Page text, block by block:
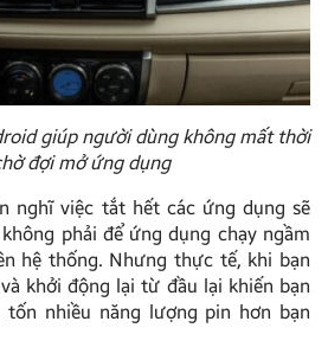
giúp người dùng không mất thời
đợi mở ứng dụng
nghĩ việc tắt hết các ứng dụng sẽ
phải để ứng dụng chạy ngầm
hệ thống. Nhưng thực tế, khi bạn
khởi động lại từ đầu lại khiến bạn
nhiều năng lượng pin hơn bạn